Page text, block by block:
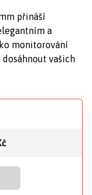
přináší
a
monitorování
vašich